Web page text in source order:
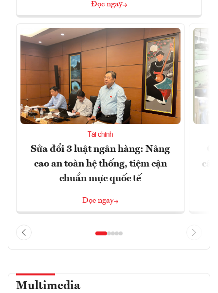
Đọc ngay
Tài chính
Sửa đổi 3 luật ngân hàng: Nâng
cao an toàn hệ thống, tiệm cận
chuẩn mực quốc tế
Đọc ngay
Multimedia